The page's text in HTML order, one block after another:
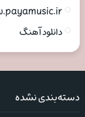
دانلود آهنگ
دسته‌بندی نشده